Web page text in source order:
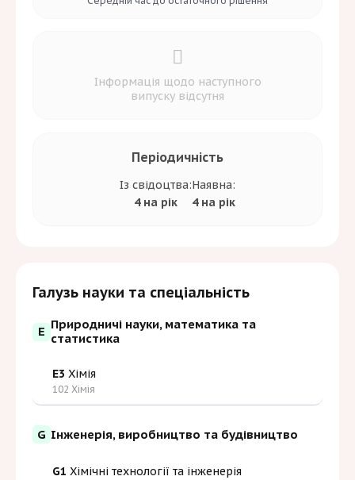
Галузь науки та спеціальність
E Природничі науки, математика та
статистика
E3 Хімія
102 Хімія
G Інженерія, виробництво та будівництво
G1 Хімічні технології та інженерія
Інформація щодо наступного
випуску відсутня
Періодичність
Із свідоцтва:
4 на рік
Наявна:
4 на рік